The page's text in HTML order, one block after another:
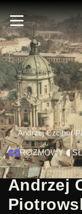
Andrzej Czcibor-
ROZMOWY
Andrzej